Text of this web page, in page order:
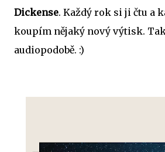
Dickense. Každý rok si ji čtu a
koupím nějaký nový výtisk.
audiopodobě. :)